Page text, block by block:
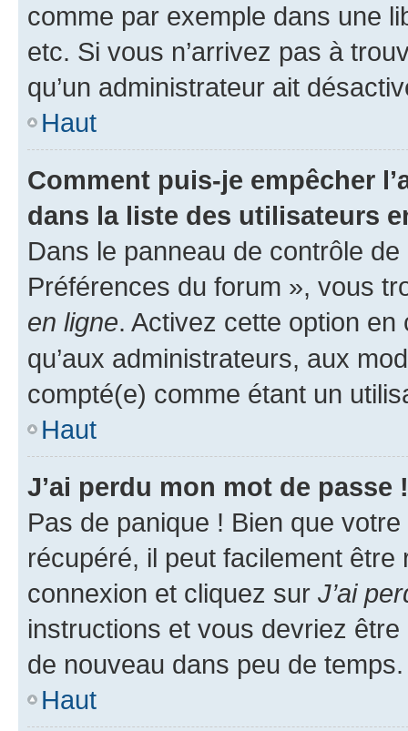
comme par exemple dans une
etc. Si vous n’arrivez pas à
qu’un administrateur ait
Haut
Comment puis-je empêcher
dans la liste des utilisateurs
Dans le panneau de contrôle
Préférences du forum », vous
en ligne. Activez cette option
qu’aux administrateurs, aux
compté(e) comme étant un
Haut
J’ai perdu mon mot de passe !
Pas de panique ! Bien que
récupéré, il peut facilement
connexion et cliquez sur J’ai
instructions et vous devriez
de nouveau dans peu de temps.
Haut